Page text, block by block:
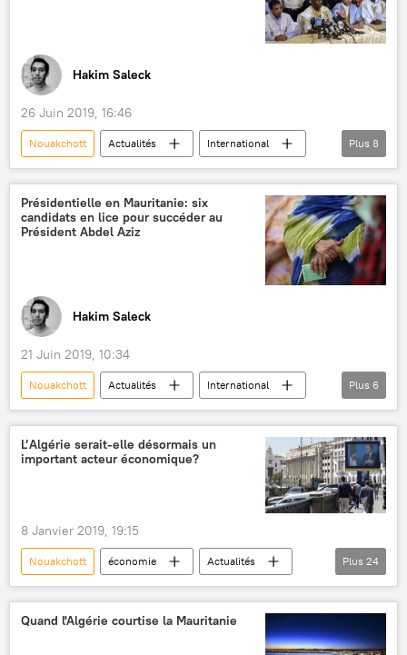
Hakim Saleck
26 Juin 2019, 16:46
Nouakchott Actualités
International
Mauritanie
élections
manifestation
Mohamed Ould ghazouani
biram dah abeid
élection présidentielle
violences
Plus 8
Présidentielle en Mauritanie: six
candidats en lice pour succéder au
Président Abdel Aziz
Hakim Saleck
21 Juin 2019, 10:34
Nouakchott Actualités
International
Mauritanie
Sahel
Mohamed Ould Abdel Aziz
Mohamed Ould ghazouani
Plus 6
L’Algérie serait-elle désormais un
important acteur économique?
8 Janvier 2019, 19:15
Nouakchott économie
Actualités
International
Algérie
Afrique
Afrique de l'Ouest
Mauritanie
Plus 24
Quand l'Algérie courtise la Mauritanie